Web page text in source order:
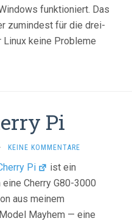
funktioniert. Das
zumindest für die drei-
Linux keine Probleme
Pi
· KEINE KOMMENTARE
Pi
ist ein
eine Cherry G80-3000
aus meinem
Mayhem — eine